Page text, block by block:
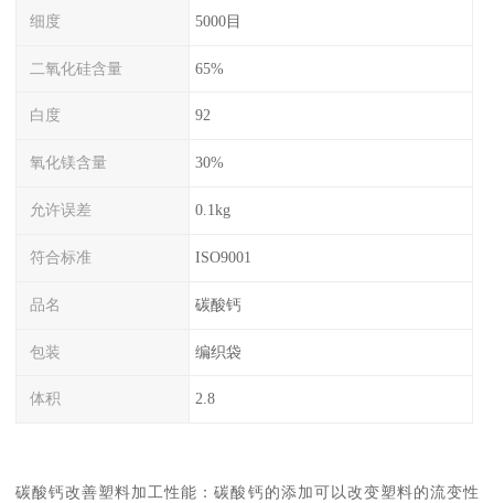
细度 5000目
二氧化硅含量 65%
白度 92
氧化镁含量 30%
允许误差 0.1kg
符合标准 ISO9001
品名 碳酸钙
包装 编织袋
体积 2.8
碳酸钙改善塑料加工性能：碳酸钙的添加可以改变塑料的流变性